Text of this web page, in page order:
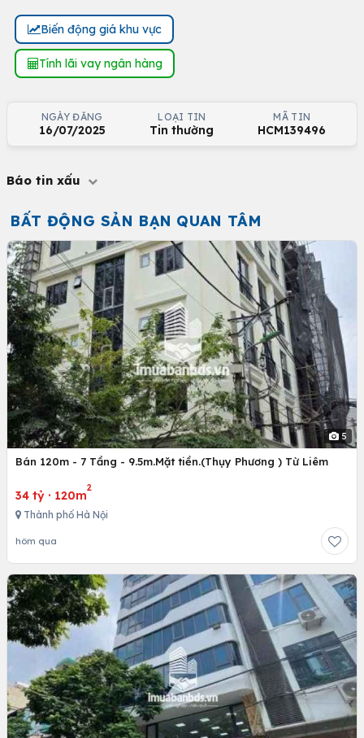
Biến động giá khu vực
Tính lãi vay ngân hàng
NGÀY ĐĂNG
16/07/2025
LOẠI TIN
Tin thường
MÃ TIN
HCM139496
Báo tin xấu
BẤT ĐỘNG SẢN BẠN QUAN TÂM
5
Bán 120m - 7 Tầng - 9.5m.Mặt tiền.(Thụy Phương ) Từ Liêm
34 tỷ · 120m
2
Thành phố Hà Nội
hôm qua